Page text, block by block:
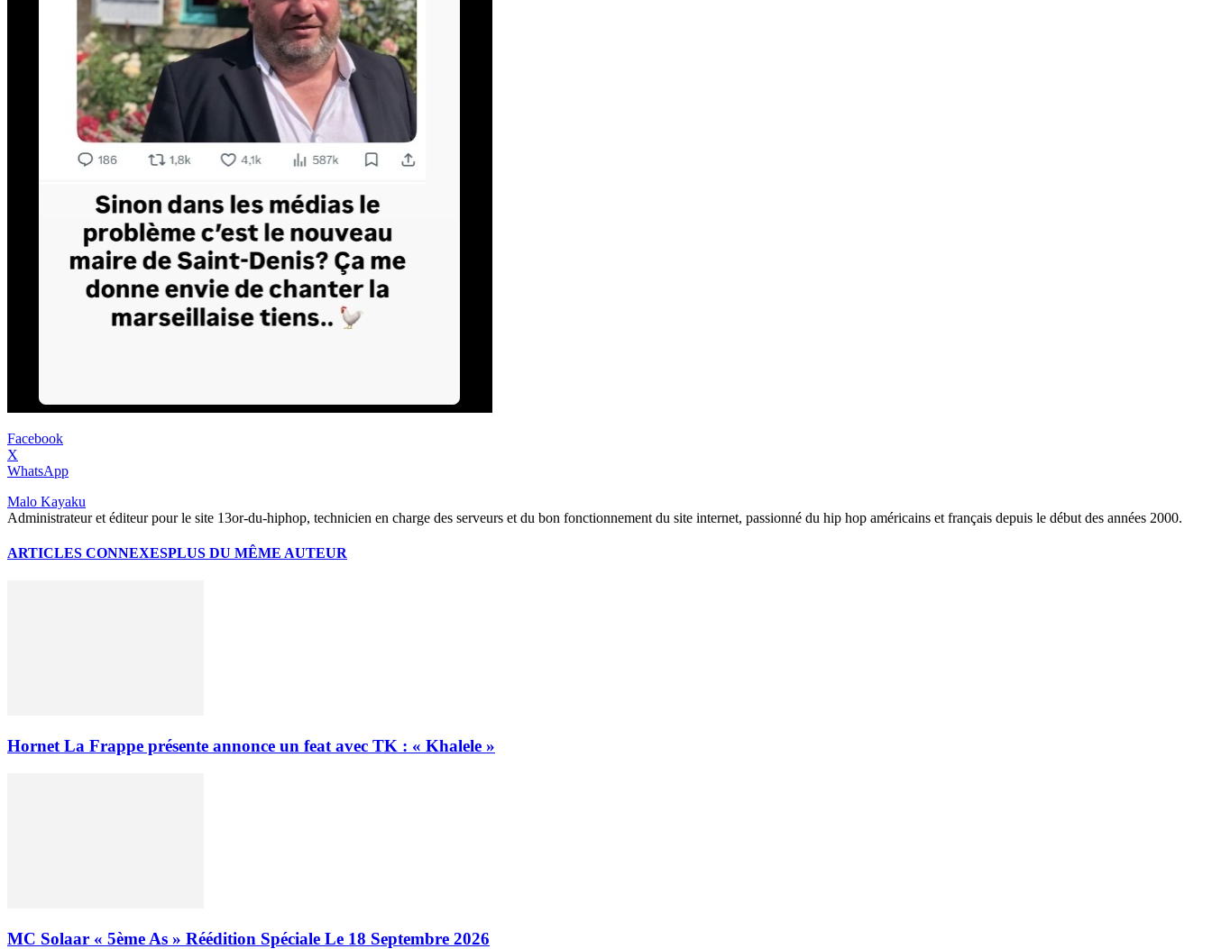
Facebook
X
WhatsApp
Malo Kayaku
Administrateur et éditeur pour le site 13or-du-hiphop, technicien en charge des serveurs et du bon fonctionnement du site internet, passionné du hip hop américains et français depuis le début des années 2000.
ARTICLES CONNEXESPLUS DU MÊME AUTEUR
Hornet La Frappe présente annonce un feat avec TK : « Khalele »
MC Solaar « 5ème As » Réédition Spéciale Le 18 Septembre 2026